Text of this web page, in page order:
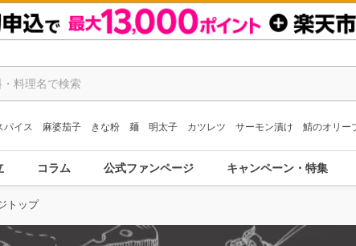
パイス 麻婆茄子 きな粉 麺 明太子 カツレツ サーモン漬け 鯖のオリー
コラム 公式ファンページ キャンペーン・特集
トップ